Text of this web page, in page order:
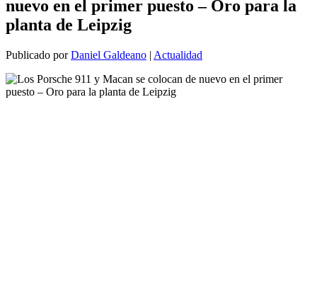
nuevo en el primer puesto – Oro para la
planta de Leipzig
Publicado porDaniel Galdeano | Actualidad